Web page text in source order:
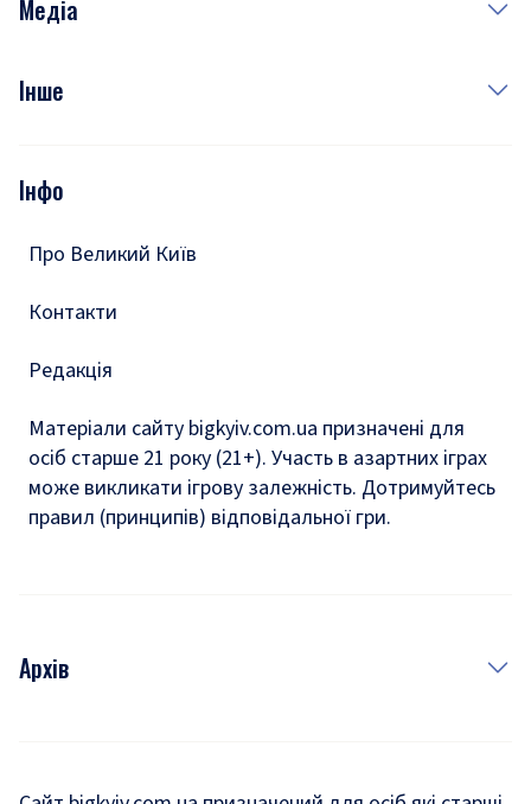
Медіа
Фото
Подкасти
Інше
Тести
Інфо
Про Великий Київ
Контакти
Редакція
Матеріали сайту bigkyiv.com.ua призначені для
осіб старше 21 року (21+). Участь в азартних іграх
може викликати ігрову залежність. Дотримуйтесь
правил (принципів) відповідальної гри.
Архів